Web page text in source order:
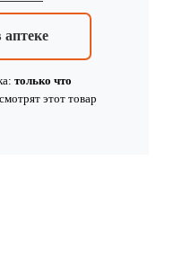
аптеке
только что
смотрят этот товар